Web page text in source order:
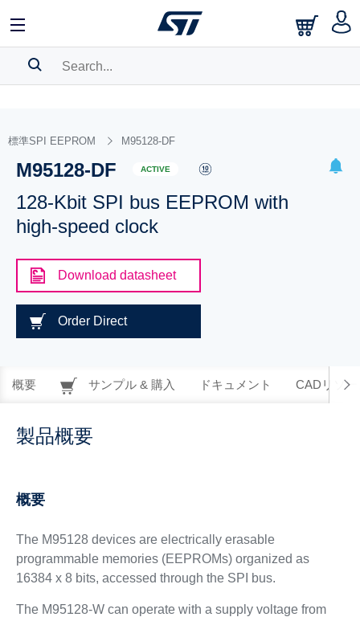
BOOKMARK
Please log into show your saved searches.
標準SPI EEPROM M95128-DF
M95128-DF ACTIVE
128-Kbit SPI bus EEPROM with
high-speed clock
Download datasheet
Order Direct
概要 サンプル & 購入 ドキュメント CADリソー
製品概要
概要
The M95128 devices are electrically erasable
programmable memories (EEPROMs) organized as
16384 x 8 bits, accessed through the SPI bus.
The M95128-W can operate with a supply voltage from